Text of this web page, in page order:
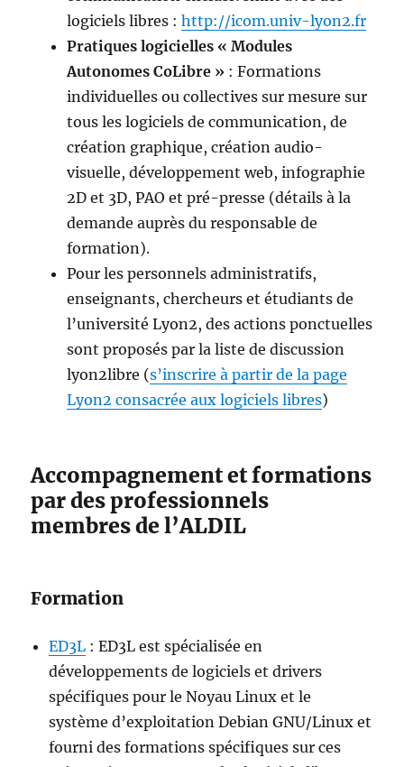
logiciels libres :http://icom.univ-lyon2.fr
Pratiques logicielles « Modules
Autonomes CoLibre » : Formations
individuelles ou collectives sur mesure sur
tous les logiciels de communication, de
création graphique, création audio-
visuelle, développement web, infographie
2D et 3D, PAO et pré-presse (détails à la
demande auprès du responsable de
formation).
Pour les personnels administratifs,
enseignants, chercheurs et étudiants de
l’université Lyon2, des actions ponctuelles
sont proposés par la liste de discussion
lyon2libre (s’inscrire à partir de la page
Lyon2 consacrée aux logiciels libres)
Accompagnement et formations
par des professionnels
membres de l’ALDIL
Formation
ED3L : ED3L est spécialisée en
développements de logiciels et drivers
spécifiques pour le Noyau Linux et le
système d’exploitation Debian GNU/Linux et
fourni des formations spécifiques sur ces